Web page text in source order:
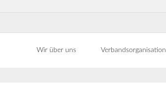
Wir über uns Verbandsorganisation